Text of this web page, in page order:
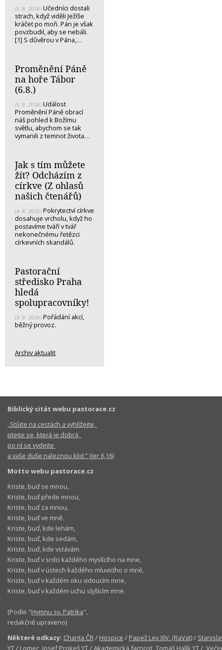
(5. 8. 2026) Učedníci dostali
strach, když viděli Ježíše
kráčet po moři. Pán je však
povzbudil, aby se nebáli.
[1] S důvěrou v Pána,…
Proměnění Páně
na hoře Tábor
(6.8.)
(5. 8. 2026) Událost
Proměnění Páně obrací
náš pohled k Božímu
světlu, abychom se tak
vymanili z temnot života…
Jak s tím můžete
žít? Odcházím z
církve (Z ohlasů
našich čtenářů)
(4. 8. 2026) Pokrytectví církve
dosahuje vrcholu, když ho
postavíme tváří v tvář
nekonečnému řetězci
církevních skandálů.
Pastorační
středisko Praha
hledá
spolupracovníky!
(3. 8. 2026) Pořádání akcí,
běžný provoz.
Archiv aktualit
Biblický citát webu pastorace.cz
„Stůjte na cestách a vyhlížejte,
ptejte se, která je dobrá,
po ní se vydejte
a vaše duše naleznou klid.“ (Jer 6,16)
Motto webu pastorace.cz
Kriste, buď se mnou,
Kriste, buď přede mnou,
Kriste, buď za mnou,
Kriste, buď ve mně.
Kriste, buď, kde lehám,
Kriste, buď, kde sedám,
Kriste, buď, kde vstávám.
Kriste, buď v srdci každého myslícího na mne,
Kriste, buď v ústech každého mluvicího o mně,
Kriste, buď v každém oku vidoucím mne,
Kriste, buď v každém uchu slyšícím mne.
(Podle "Hymnu sv. Patrika",
redakčně upraveno)
Některé odkazy: Charita ČR/ Hospice / Papež Lev XIV. (RaVat)/
YT/ Lomec, Josef Prokeš YT/Akademická farnost, Tomáš Halík YT/